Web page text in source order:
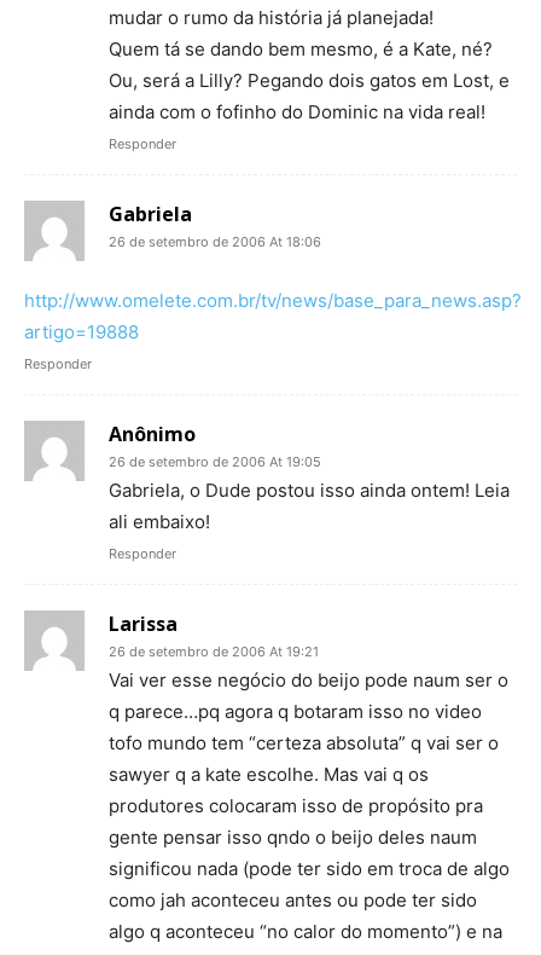
mudar o rumo da história já planejada!
Quem tá se dando bem mesmo, é a Kate, né?
Ou, será a Lilly? Pegando dois gatos em Lost, e
ainda com o fofinho do Dominic na vida real!
Responder
Gabriela
26 de setembro de 2006 At 18:06
http://www.omelete.com.br/tv/news/base_para_news.asp?
artigo=19888
Responder
Anônimo
26 de setembro de 2006 At 19:05
Gabriela, o Dude postou isso ainda ontem! Leia
ali embaixo!
Responder
Larissa
26 de setembro de 2006 At 19:21
Vai ver esse negócio do beijo pode naum ser o
q parece…pq agora q botaram isso no video
tofo mundo tem “certeza absoluta” q vai ser o
sawyer q a kate escolhe. Mas vai q os
produtores colocaram isso de propósito pra
gente pensar isso qndo o beijo deles naum
significou nada (pode ter sido em troca de algo
como jah aconteceu antes ou pode ter sido
algo q aconteceu “no calor do momento”) e na